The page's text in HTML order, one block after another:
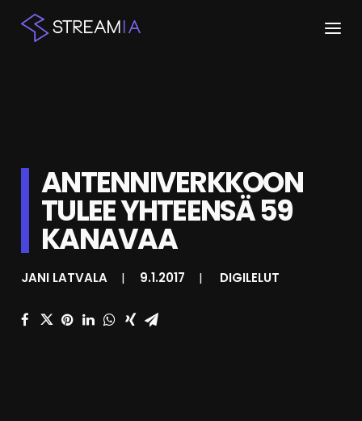
KESKUSTELU
SHOP
ANTENNIVERKKOON
TULEE YHTEENSÄ 59
KANAVAA
JANI LATVALA | 9.1.2017 | DIGILELUT